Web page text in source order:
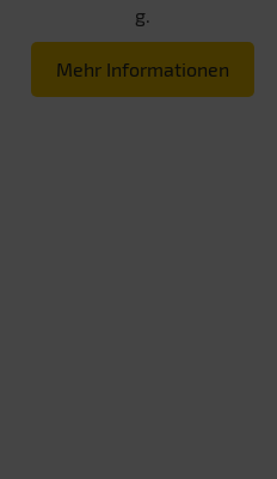
g.
Mehr Informationen